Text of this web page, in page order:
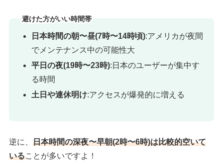
避けた方がいい時間帯
日本時間の朝〜昼(7時〜14時頃):アメリカが夜間
でメンテナンス中の可能性大
平日の夜(19時〜23時):日本のユーザーが集中す
る時間
土日や連休明け:アクセスが爆発的に増える
逆に、日本時間の深夜〜早朝(2時〜6時)は比較的空いて
いることが多いですよ！